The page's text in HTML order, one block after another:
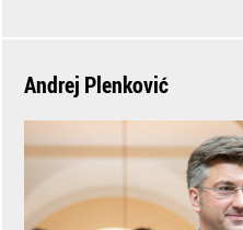
Andrej Plenković